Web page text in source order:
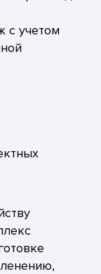
с учетом